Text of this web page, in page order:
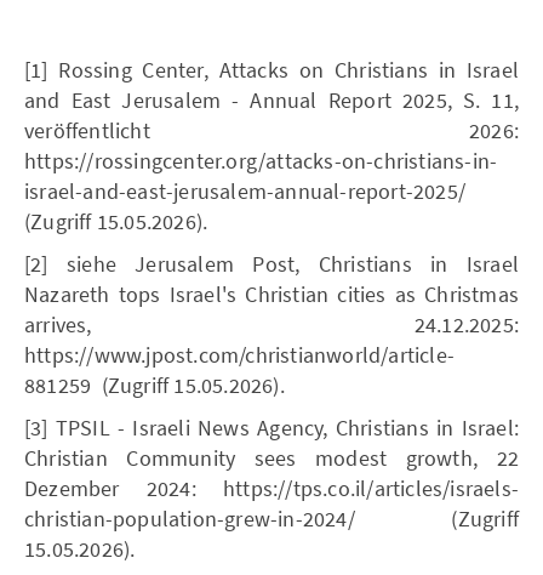
[1] Rossing Center, Attacks on Christians in Israel
and East Jerusalem - Annual Report 2025, S. 11,
veröffentlicht 2026:
https://rossingcenter.org/attacks-on-christians-in-
israel-and-east-jerusalem-annual-report-2025/
(Zugriff 15.05.2026).
[2] siehe Jerusalem Post, Christians in Israel
Nazareth tops Israel's Christian cities as Christmas
arrives, 24.12.2025:
https://www.jpost.com/christianworld/article-
881259 (Zugriff 15.05.2026).
[3] TPSIL - Israeli News Agency, Christians in Israel:
Christian Community sees modest growth, 22
Dezember 2024: https://tps.co.il/articles/israels-
christian-population-grew-in-2024/ (Zugriff
15.05.2026).